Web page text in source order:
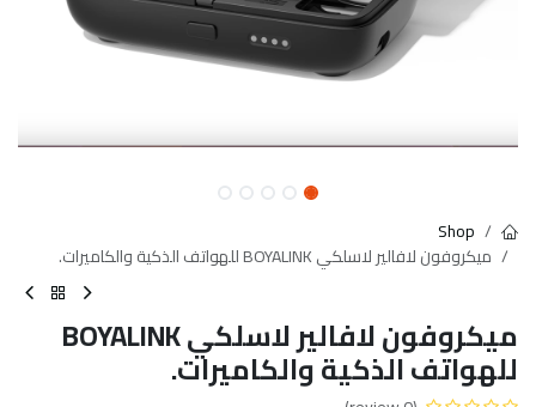
Shop
ميكروفون لافالير لاسلكي BOYALINK للهواتف الذكية والكاميرات.
ميكروفون لافالير لاسلكي BOYALINK
للهواتف الذكية والكاميرات.